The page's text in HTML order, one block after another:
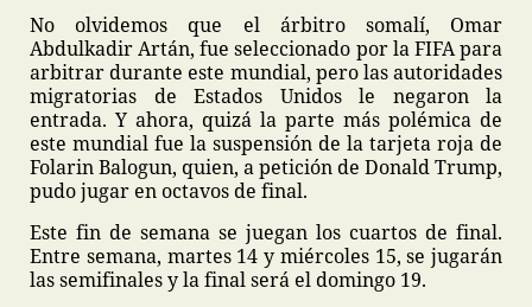
No olvidemos que el árbitro somalí, Omar
Abdulkadir Artán, fue seleccionado por la FIFA para
arbitrar durante este mundial, pero las autoridades
migratorias de Estados Unidos le negaron la
entrada. Y ahora, quizá la parte más polémica de
este mundial fue la suspensión de la tarjeta roja de
Folarin Balogun, quien, a petición de Donald Trump,
pudo jugar en octavos de final.
Este fin de semana se juegan los cuartos de final.
Entre semana, martes 14 y miércoles 15, se jugarán
las semifinales y la final será el domingo 19.